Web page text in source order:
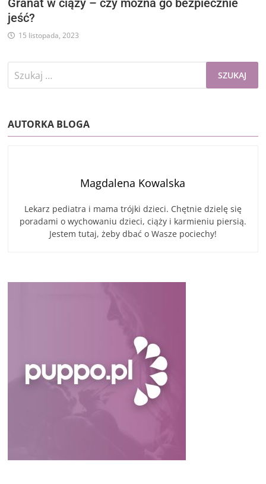
Granat w ciąży – czy można go bezpiecznie
jeść?
15 listopada, 2023
Szukaj:
AUTORKA BLOGA
Magdalena Kowalska
Lekarz pediatra i mama trójki dzieci. Chętnie dzielę się
poradami o wychowaniu dzieci, ciąży i karmieniu piersią.
Jestem tutaj, żeby dbać o Wasze pociechy!